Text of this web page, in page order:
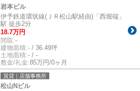
岩本ビル
伊予鉄道環状線(ＪＲ松山駅経由)「西堀端」
駅 徒歩2分
18.7万円
間取:-
建物面積:- / 36.49坪
土地面積:- / -
敷金/礼金:85万円/0ヶ月
賃貸｜店舗事務所
松山Nビル